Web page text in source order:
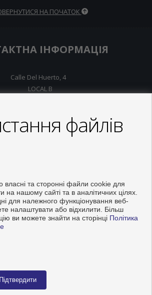
Список офісів
НА ПОЧАТОК
ІНФОРМАЦІЯ
Calle Del Huerto, 4
LOCAL B
+34 966928738
info@inmo-api.net
до П'ятниця : 10:00 - 14:00
Розроблено Inmoenter
файлів
власні та сторонні файли cookie для
нашому сайті та в аналітичних цілях.
для належного функціонування веб-
налаштувати або відхилити. Більш
ви можете знайти на сторінці Політика